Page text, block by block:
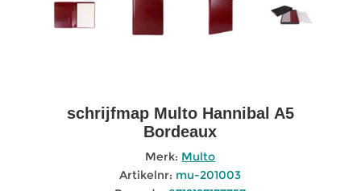
schrijfmap Multo Hannibal A5
Bordeaux
Merk: Multo
Artikelnr: mu-201003